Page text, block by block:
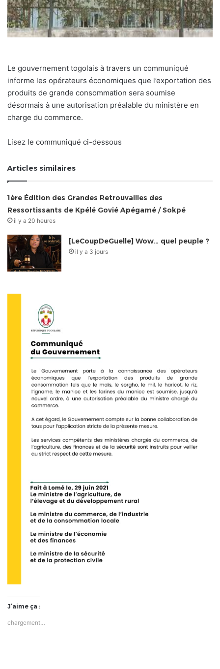
Le gouvernement togolais à travers un communiqué
informe les opérateurs économiques que l’exportation des
produits de grande consommation sera soumise
désormais à une autorisation préalable du ministère en
charge du commerce.
Lisez le communiqué ci-dessous
Articles similaires
1ère Édition des Grandes Retrouvailles des
Ressortissants de Kpélé Govié Apégamé / Sokpé
il y a 20 heures
[LeCoupDeGuelle] Wow… quel peuple ?
il y a 3 jours
J’aime ça :
chargement…